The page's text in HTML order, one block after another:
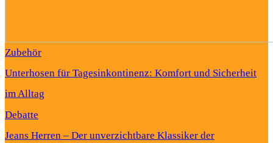
Zubehör
Unterhosen für Tagesinkontinenz: Komfort und Sicherheit
im Alltag
Debatte
Jeans Herren – Der unverzichtbare Klassiker der